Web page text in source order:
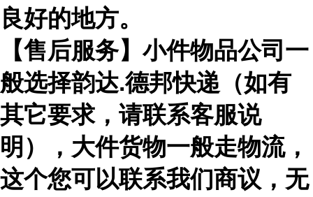
良好的地方。
【售后服务】小件物品公司一
般选择韵达.德邦快递（如有
其它要求，请联系客服说
明），大件货物一般走物流，
这个您可以联系我们商议，无